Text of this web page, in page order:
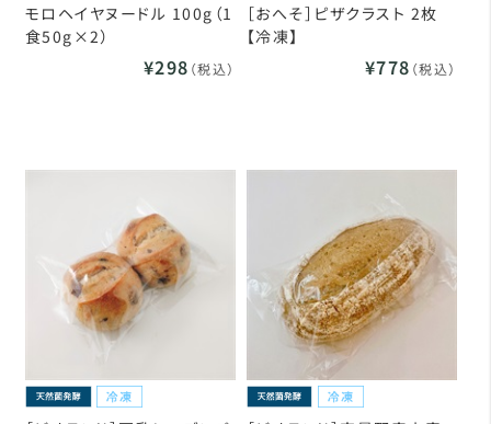
モロヘイヤヌードル 100g（1
食50g×2）
¥298 （税込）
［おへそ］ピザクラスト 2枚
【冷凍】
¥778 （税込）